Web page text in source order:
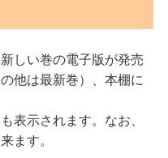
しい巻の電子版が発売
他は最新巻）、本棚に
表示されます。なお、
ます。